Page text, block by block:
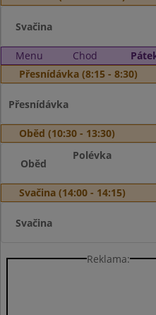
Svačina
Menu Chod
Přesnídávka (8:15 - 8:30)
Přesnídávka
Oběd (10:30 - 13:30)
Oběd
Polévka
Svačina (14:00 - 14:15)
Svačina
Reklama: